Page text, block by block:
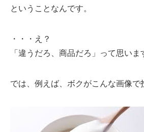
ということなんです。
・・・え？
「違うだろ、商品だろ」って思いま
では、例えば、ボクがこんな画像で